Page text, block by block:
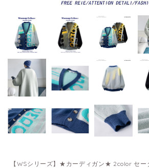
【WSシリーズ】★カーディガン★ 2color セー